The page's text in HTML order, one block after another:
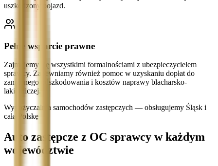
uszkodzony pojazd.
Pełne wsparcie prawne
Zajmujemy się wszystkimi formalnościami z ubezpieczycielem
sprawcy. Zapewniamy również pomoc w uzyskaniu dopłat do
zaniżonego odszkodowania i kosztów naprawy blacharsko-
lakierniczej.
Wypożyczalnia samochodów zastępczych — obsługujemy Śląsk i
całą Polskę
Auto zastępcze z OC sprawcy w każdym
województwie